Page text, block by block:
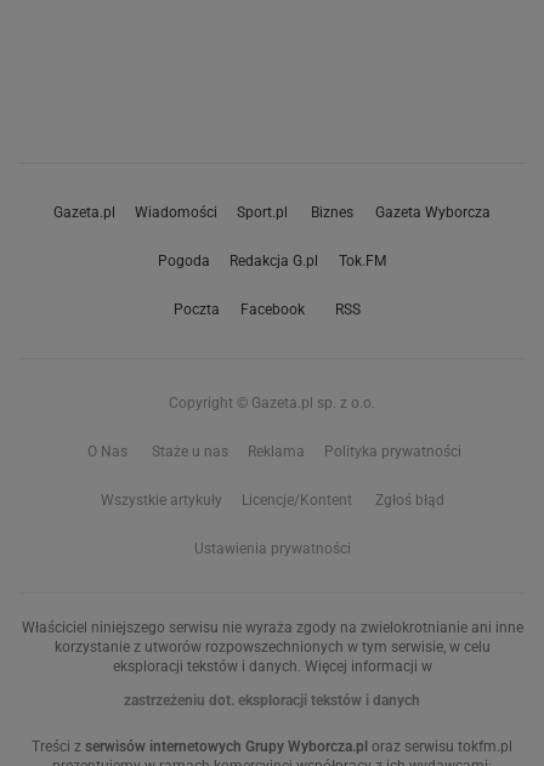
Gazeta.pl Wiadomości Sport.pl Biznes Gazeta Wyborcza
Pogoda Redakcja G.pl Tok.FM
Poczta Facebook RSS
Copyright © Gazeta.pl sp. z o.o.
O Nas Staże u nas Reklama Polityka prywatności
Wszystkie artykuły Licencje/Kontent Zgłoś błąd
Ustawienia prywatności
Właściciel niniejszego serwisu nie wyraża zgody na zwielokrotnianie ani inne
korzystanie z utworów rozpowszechnionych w tym serwisie, w celu
eksploracji tekstów i danych. Więcej informacji w
zastrzeżeniu dot. eksploracji tekstów i danych
Treści z serwisów internetowych Grupy Wyborcza.pl oraz serwisu tokfm.pl